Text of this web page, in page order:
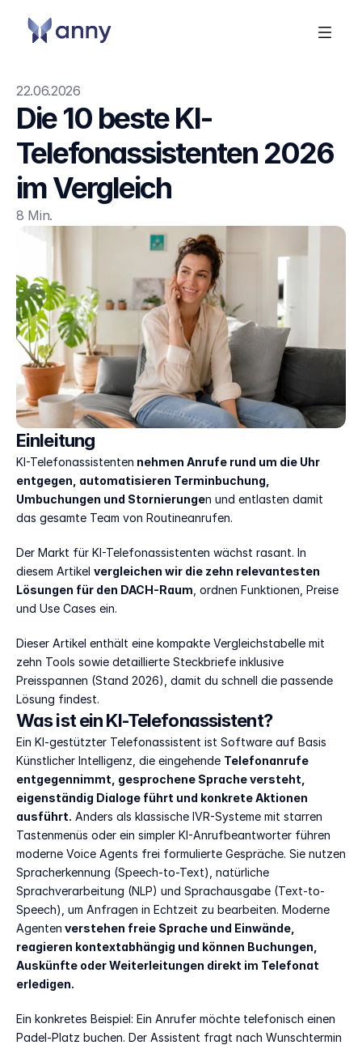
22.06.2026
Die 10 beste KI-
Telefonassistenten 2026
im Vergleich
8 Min.
Einleitung
KI-Telefonassistenten nehmen Anrufe rund um die Uhr
entgegen, automatisieren Terminbuchung,
Umbuchungen und Stornierungen und entlasten damit
das gesamte Team von Routineanrufen.
Der Markt für KI-Telefonassistenten wächst rasant. In
diesem Artikel vergleichen wir die zehn relevantesten
Lösungen für den DACH-Raum , ordnen Funktionen, Preise
und Use Cases ein.
Dieser Artikel enthält eine kompakte Vergleichstabelle mit
zehn Tools sowie detaillierte Steckbriefe inklusive
Preisspannen (Stand 2026), damit du schnell die passende
Lösung findest.
Was ist ein KI-Telefonassistent?
Ein KI-gestützter Telefonassistent ist Software auf Basis
Künstlicher Intelligenz, die eingehende Telefonanrufe
entgegennimmt, gesprochene Sprache versteht,
eigenständig Dialoge führt und konkrete Aktionen
ausführt. Anders als klassische IVR-Systeme mit starren
Tastenmenüs oder ein simpler KI-Anrufbeantworter führen
moderne Voice Agents frei formulierte Gespräche. Sie nutzen
Spracherkennung (Speech-to-Text), natürliche
Sprachverarbeitung (NLP) und Sprachausgabe (Text-to-
Speech), um Anfragen in Echtzeit zu bearbeiten. Moderne
Agenten verstehen freie Sprache und Einwände,
reagieren kontextabhängig und können Buchungen,
Auskünfte oder Weiterleitungen direkt im Telefonat
erledigen.
Ein konkretes Beispiel: Ein Anrufer möchte telefonisch einen
Padel-Platz buchen. Der Assistent fragt nach Wunschtermin